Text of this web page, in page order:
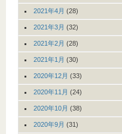
2021年4月 (28)
2021年3月 (32)
2021年2月 (28)
2021年1月 (30)
2020年12月 (33)
2020年11月 (24)
2020年10月 (38)
2020年9月 (31)